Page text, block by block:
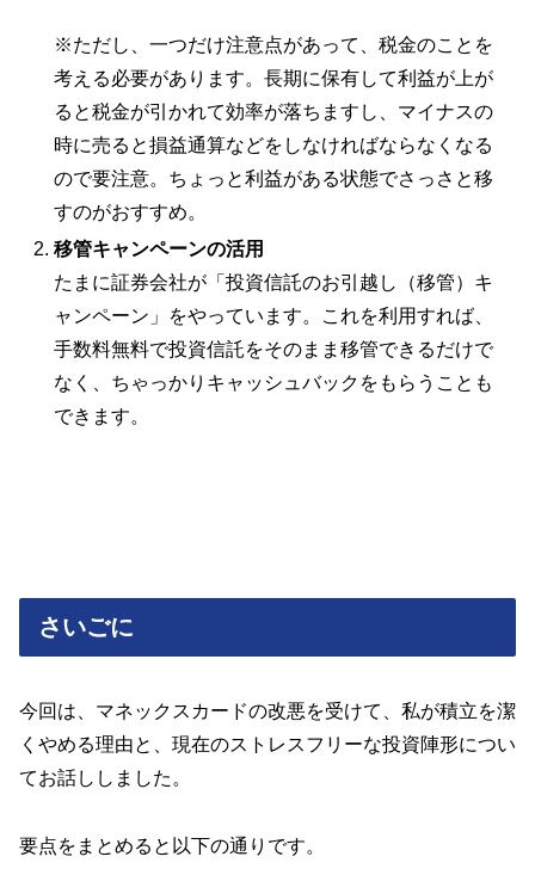
※ただし、一つだけ注意点があって、税金のことを
考える必要があります。長期に保有して利益が上が
ると税金が引かれて効率が落ちますし、マイナスの
時に売ると損益通算などをしなければならなくなる
ので要注意。ちょっと利益がある状態でさっさと移
すのがおすすめ。
移管キャンペーンの活用
たまに証券会社が「投資信託のお引越し（移管）キ
ャンペーン」をやっています。これを利用すれば、
手数料無料で投資信託をそのまま移管できるだけで
なく、ちゃっかりキャッシュバックをもらうことも
できます。
さいごに
今回は、マネックスカードの改悪を受けて、私が積立を潔
くやめる理由と、現在のストレスフリーな投資陣形につい
てお話ししました。
要点をまとめると以下の通りです。